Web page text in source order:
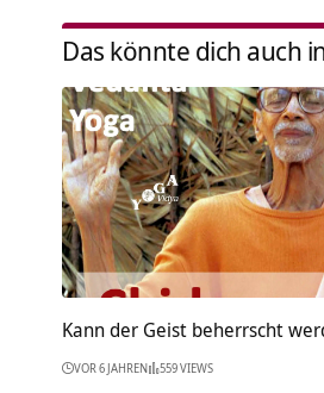
Das könnte dich auch
Kann der Geist beherrscht
VOR 6 JAHREN 559 VIEWS